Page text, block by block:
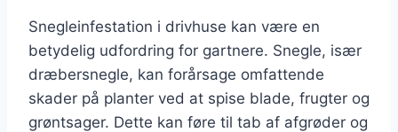
Snegleinfestation i drivhuse kan være en
betydelig udfordring for gartnere. Snegle, især
dræbersnegle, kan forårsage omfattende
skader på planter ved at spise blade, frugter og
grøntsager. Dette kan føre til tab af afgrøder og